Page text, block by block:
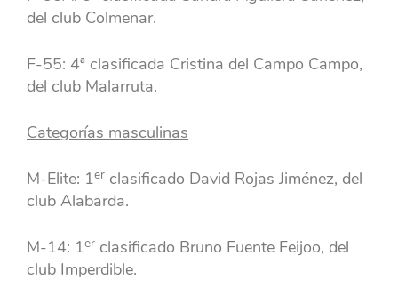
del club Colmenar.
F-55: 4ª clasificada Cristina del Campo Campo,
del club Malarruta.
Categorías masculinas
M-Elite: 1er clasificado David Rojas Jiménez, del
club Alabarda.
M-14: 1er clasificado Bruno Fuente Feijoo, del
club Imperdible.